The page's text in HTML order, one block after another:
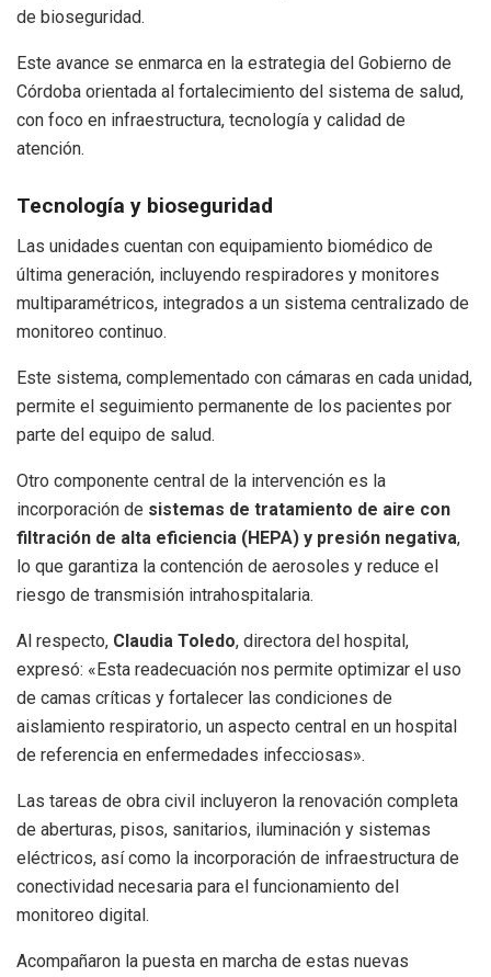
de bioseguridad.
Este avance se enmarca en la estrategia del Gobierno de
Córdoba orientada al fortalecimiento del sistema de salud,
con foco en infraestructura, tecnología y calidad de
atención.
Tecnología y bioseguridad
Las unidades cuentan con equipamiento biomédico de
última generación, incluyendo respiradores y monitores
multiparamétricos, integrados a un sistema centralizado de
monitoreo continuo.
Este sistema, complementado con cámaras en cada unidad,
permite el seguimiento permanente de los pacientes por
parte del equipo de salud.
Otro componente central de la intervención es la
incorporación de sistemas de tratamiento de aire con
filtración de alta eficiencia (HEPA) y presión negativa,
lo que garantiza la contención de aerosoles y reduce el
riesgo de transmisión intrahospitalaria.
Al respecto, Claudia Toledo, directora del hospital,
expresó: «Esta readecuación nos permite optimizar el uso
de camas críticas y fortalecer las condiciones de
aislamiento respiratorio, un aspecto central en un hospital
de referencia en enfermedades infecciosas».
Las tareas de obra civil incluyeron la renovación completa
de aberturas, pisos, sanitarios, iluminación y sistemas
eléctricos, así como la incorporación de infraestructura de
conectividad necesaria para el funcionamiento del
monitoreo digital.
Acompañaron la puesta en marcha de estas nuevas